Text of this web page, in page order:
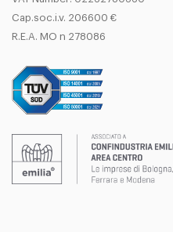
Cap.soc.i.v. 206600 €
R.E.A. MO n 278086